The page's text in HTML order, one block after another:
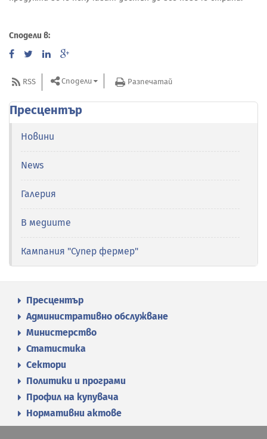
Сподели в:
RSS Сподели Разпечатай
Пресцентър
Новини
News
Галерия
В медиите
Кампания "Супер фермер"
Пресцентър
Административно обслужване
Министерство
Статистика
Сектори
Политики и програми
Профил на купувача
Нормативни актове